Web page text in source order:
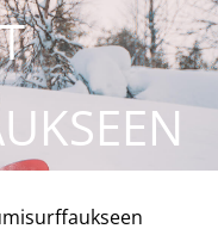
VALIKKO